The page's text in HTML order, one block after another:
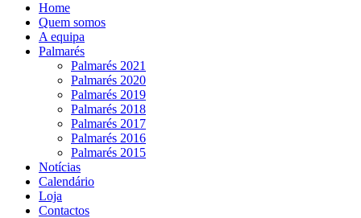
Home
Quem somos
A equipa
Palmarés
Palmarés 2021
Palmarés 2020
Palmarés 2019
Palmarés 2018
Palmarés 2017
Palmarés 2016
Palmarés 2015
Notícias
Calendário
Loja
Contactos